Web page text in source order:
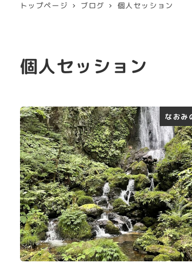
トップページ ブログ 個人セッション
個人セッション
なおみ